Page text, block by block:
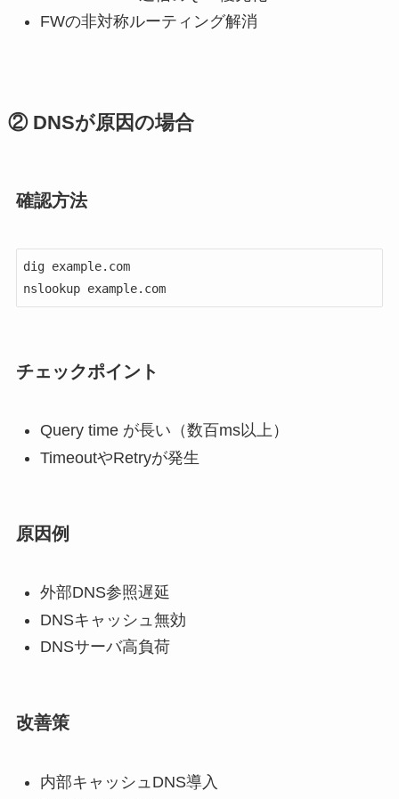
FWの非対称ルーティング解消
② DNSが原因の場合
確認方法
dig example.com
nslookup example.com
チェックポイント
Query time が長い（数百ms以上）
TimeoutやRetryが発生
原因例
外部DNS参照遅延
DNSキャッシュ無効
DNSサーバ高負荷
改善策
内部キャッシュDNS導入